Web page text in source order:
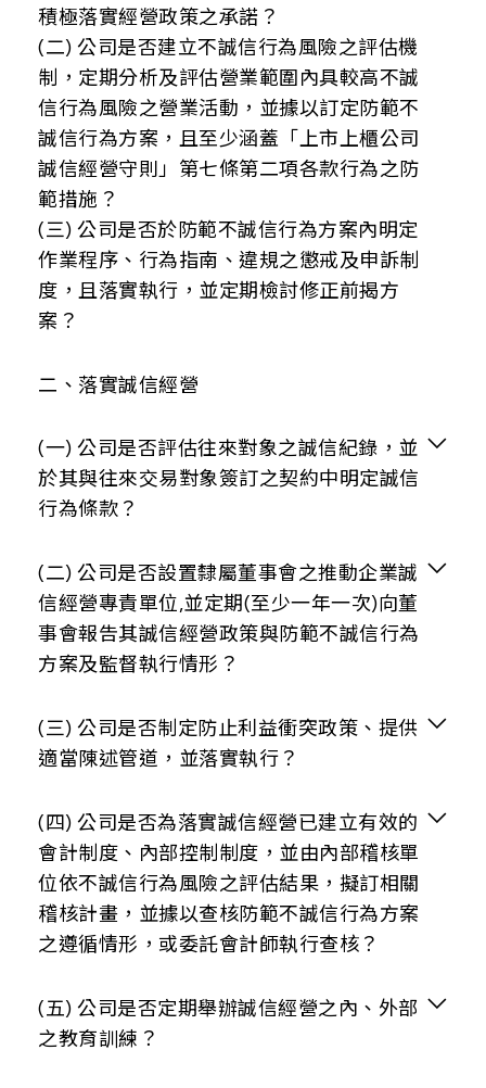
積極落實經營政策之承諾？
(二) 公司是否建立不誠信行為風險之評估機
制，定期分析及評估營業範圍內具較高不誠
信行為風險之營業活動，並據以訂定防範不
誠信行為方案，且至少涵蓋「上市上櫃公司
誠信經營守則」第七條第二項各款行為之防
範措施？
(三) 公司是否於防範不誠信行為方案內明定
作業程序、行為指南、違規之懲戒及申訴制
度，且落實執行，並定期檢討修正前揭方
案？
運作情形
摘要說明
本公司業已訂定誠信經營守則，本公司遵守公
司法、證券交易法、商業會計法、政治獻金
益衝突迴避法、上市上櫃相關規章或其他商業
行為有關法令，以作為落實誠信經營之基本前
提。
無重大差異情形
二、落實誠信經營
(一) 公司是否評估往來對象之誠信紀錄，並
於其與往來交易對象簽訂之契約中明定誠信
行為條款？
運作情形
摘要說明
本公司已訂定銷售及收款、採購及付款內部控
若發現業務往來對象或策略廠商有違反誠信行
為者，應即停止與其商業往來，以落實公司誠
與上市上櫃公司誠信經營守則差異情形及原因
無重大差異情形
(二) 公司是否設置隸屬董事會之推動企業誠
信經營專責單位,並定期(至少一年一次)向董
事會報告其誠信經營政策與防範不誠信行為
方案及監督執行情形？
運作情形
本公司於商業往來之前，均充分考量及徵信代
理商、供應商、客戶或其他商業往來交易對象
之合法性及是否有不誠信行為紀錄，避免與有
不誠信行為紀錄者進行交易。與他人簽訂契
約，其內容並包含遵守誠信經營政策及交易相
約之條款。 本公司業於111年11月11日提報董事
會報告「誠信經營政策與防範方案」。
(三) 公司是否制定防止利益衝突政策、提供
適當陳述管道，並落實執行？
運作情形
摘要說明
本公司尚未設置推動企業誠信經營專（兼）職
單位，但由稽核單位定期或不定期稽核商業活
討論通過。
(四) 公司是否為落實誠信經營已建立有效的
會計制度、內部控制制度，並由內部稽核單
位依不誠信行為風險之評估結果，擬訂相關
稽核計畫，並據以查核防範不誠信行為方案
之遵循情形，或委託會計師執行查核？
運作情形
(五) 公司是否定期舉辦誠信經營之內、外部
之教育訓練？